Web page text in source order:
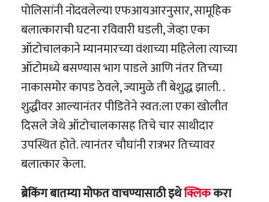
पोलिसांनी नोंदवलेल्या एफआयआरनुसार, सामूहिक
बलात्काराची घटना रविवारी घडली, जेव्हा एका
ऑटोचालकाने म्यानमारच्या वंशाच्या महिलेला त्याच्या
ऑटोमध्ये बसण्यास भाग पाडले आणि नंतर तिच्या
नाकासमोर कापड ठेवले, ज्यामुळे ती बेशुद्ध झाली. .
शुद्धीवर आल्यानंतर पीडितेने स्वत:ला एका खोलीत
दिसले जेथे ऑटोचालकासह तिचे चार साथीदार
उपस्थित होते. त्यानंतर चौघांनी रात्रभर तिच्यावर
बलात्कार केला.
ब्रेकिंग बातम्या मोफत वाचण्यासाठी इथेक्लिककरा